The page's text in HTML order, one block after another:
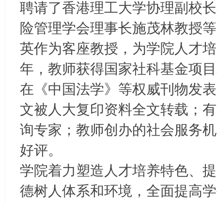
聘请了香港理工大学协理副校
险管理学会理事长施茂林教授
英作为客座教授，为学院人才
年，教师获得国家社科基金项
在《中国法学》等权威刊物发
文被人大复印资料全文转载；
询专家；教师创办的社会服务
好评。
学院着力塑造人才培养特色、
德树人体系和环境，全面提高